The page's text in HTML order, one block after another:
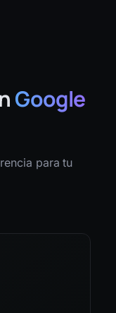
Google
para tu